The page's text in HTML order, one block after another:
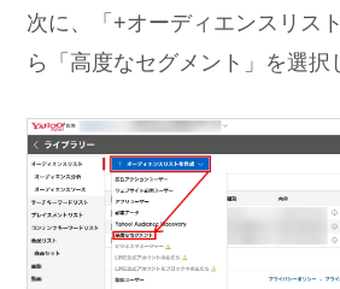
次に、「+オーディエンスリス
ら「高度なセグメント」を選択